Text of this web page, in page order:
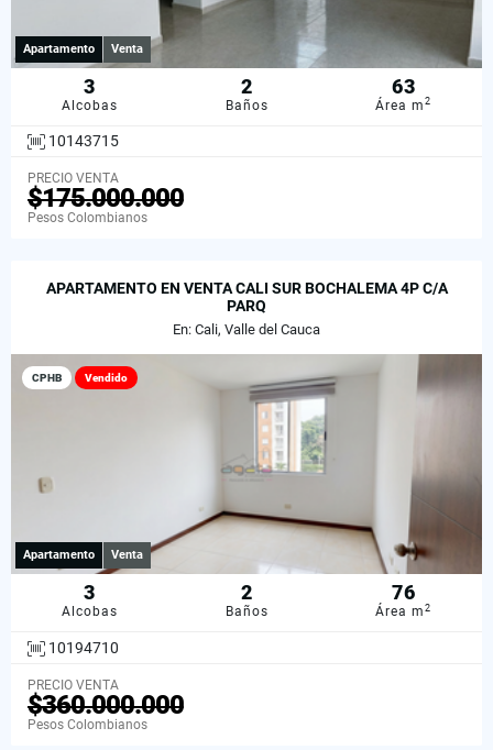
Apartamento Venta
3
Alcobas
2
Baños
63
Área m2
10143715
PRECIO VENTA
$175.000.000
Pesos Colombianos
APARTAMENTO EN VENTA CALI SUR BOCHALEMA 4P C/A
PARQ
En: Cali, Valle del Cauca
CPHB Vendido
Apartamento Venta
3
Alcobas
2
Baños
76
Área m2
10194710
PRECIO VENTA
$360.000.000
Pesos Colombianos